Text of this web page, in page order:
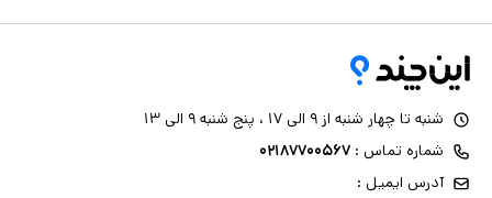
شنبه تا چهار شنبه از ۹ الی ۱۷ ، پنج شنبه ۹ الی ۱۳
شماره تماس : ۰۲۱۸۷۷۰۰۵۶۷
آدرس ایمیل :